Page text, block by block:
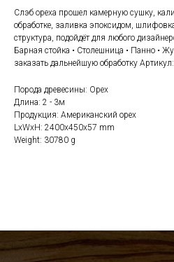
Слэб ореха прошел камерную сушку,
обработке, заливка эпоксидом,
структура, подойдёт для любого
Барная стойка • Столешница • Панно •
заказать дальнейшую обработку
Порода древесины: Орех
Длина: 2 - 3м
Продукция: Американский орех
LxWxH: 2400x450x57 mm
Weight: 30780 g